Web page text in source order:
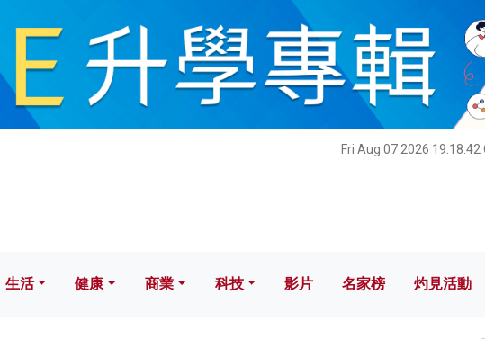
Fri Aug 07 2026
健康 科技 影片 名家榜 灼見
生活 健康 商業 科技 影片 名家榜 灼見活動